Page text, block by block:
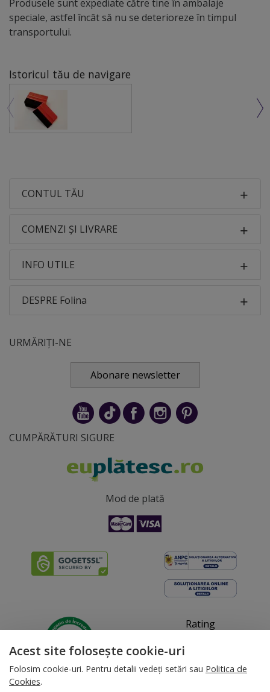
Produsele sunt expediate către tine în ambalaje
speciale, astfel încât să nu se deterioreze în timpul
transportului.
Istoricul tău de navigare
CONTUL TĂU
COMENZI ȘI LIVRARE
INFO UTILE
DESPRE Folina
URMĂRIȚI-NE
Abonare newsletter
CUMPĂRĂTURI SIGURE
Mod de plată
Rating
4.93
Acest site folosește cookie-uri
Folosim cookie-uri. Pentru detalii vedeți setări sau Politica de
Cookies.